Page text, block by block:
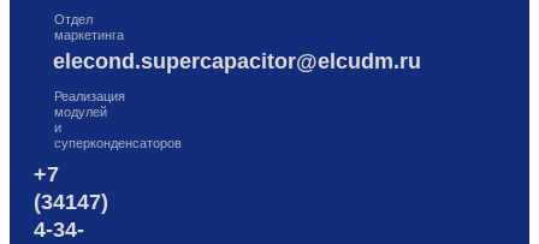
Отдел
маркетинга
elecond.supercapacitor@elcudm.ru
Реализация
модулей
и
суперконденсаторов
+7
(34147)
4-34-